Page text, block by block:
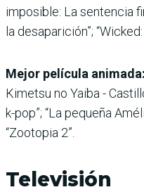
imposible: La sentencia
la desaparición”;
Mejor película animada:
Kimetsu no Yaiba -
k-pop”; “La pequeña
“Zootopia 2”.
Televisión